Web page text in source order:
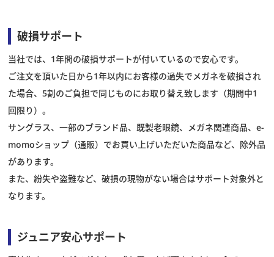
破損サポート
当社では、1年間の破損サポートが付いているので安心です。
ご注文を頂いた日から1年以内にお客様の過失でメガネを破損され
た場合、5割のご負担で同じものにお取り替え致します（期間中1
回限り）。
サングラス、一部のブランド品、既製老眼鏡、メガネ関連商品、e-
momoショップ（通販）でお買い上げいただいた商品など、除外品
があります。
また、紛失や盗難など、破損の現物がない場合はサポート対象外と
なります。
ジュニア安心サポート